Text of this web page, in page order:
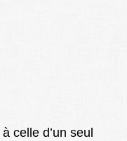
celle d’un seul